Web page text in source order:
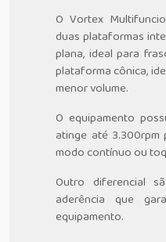
O Vortex
duas plataformas
plana, ideal para
plataforma cônica,
menor volume.
O equipamento
atinge até
modo contínuo ou
Outro diferencial
aderência que
equipamento.